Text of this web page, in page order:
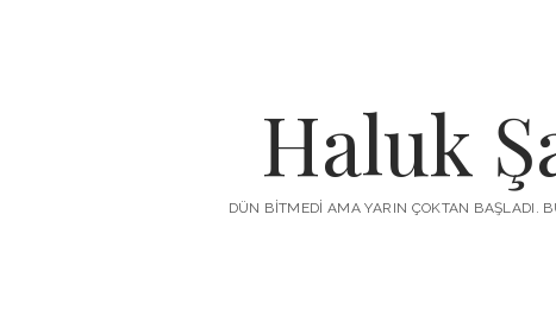
Haluk
DÜN BITMEDI AMA YARIN ÇOKTAN BAŞLADI.